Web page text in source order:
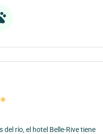
río, el hotel Belle-Rive tiene